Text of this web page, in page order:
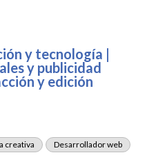
y tecnología |
y publicidad
y edición
creativa
Desarrollador web